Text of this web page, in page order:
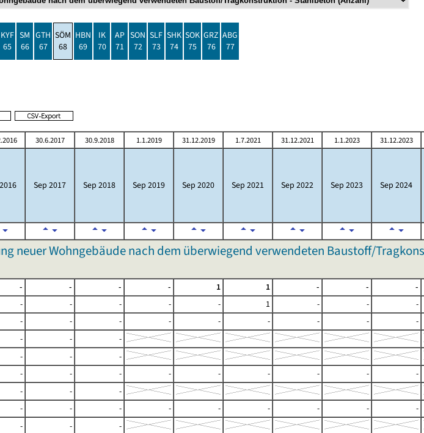
KYF
65
SM
66
GTH
67
SÖM
68
HBN
69
IK
70
AP
71
SON
72
SLF
73
SHK
74
SOK
75
GRZ
76
ABG
77
30.6.2017 30.9.2018 1.1.2019 31.12.2019 1.7.2021 31.12.2021 1.1.2023 31.12.2023
Sep 2017 Sep 2018 Sep 2019 Sep 2020 Sep 2021 Sep 2022 Sep 2023 Sep 2024
neuer Wohngebäude nach dem überwiegend verwendeten Baustoff/
- - - - 1 1 - -
-
- - - - - 1 - -
-
- - - - - - - -
-
- -
-
- -
-
- - - - - - - -
-
- -
-
- - - - - - - -
-
- -
-